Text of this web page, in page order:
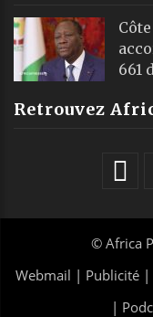
661
Retrouvez
© Africa
Webmail | Publicité |
|